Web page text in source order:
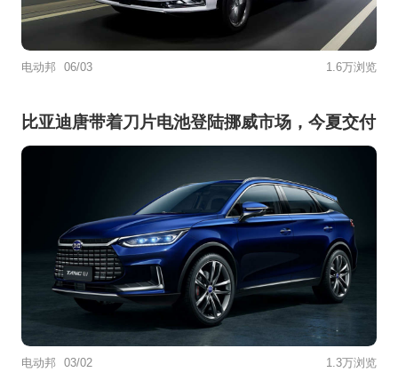
电动邦 06/03 1.6万浏览
比亚迪唐带着刀片电池登陆挪威市场，今夏交付
电动邦 03/02 1.3万浏览